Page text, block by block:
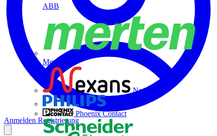
ABB
Merten
Nexans
Phoenix Contact
Anmelden Registrierung